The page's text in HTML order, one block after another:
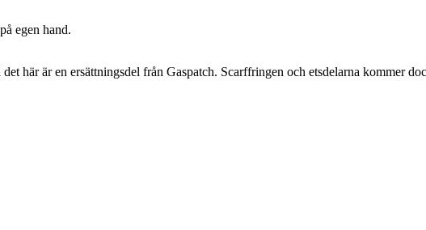
egen hand.
här är en ersättningsdel från Gaspatch. Scarffringen och etsdelarna kommer